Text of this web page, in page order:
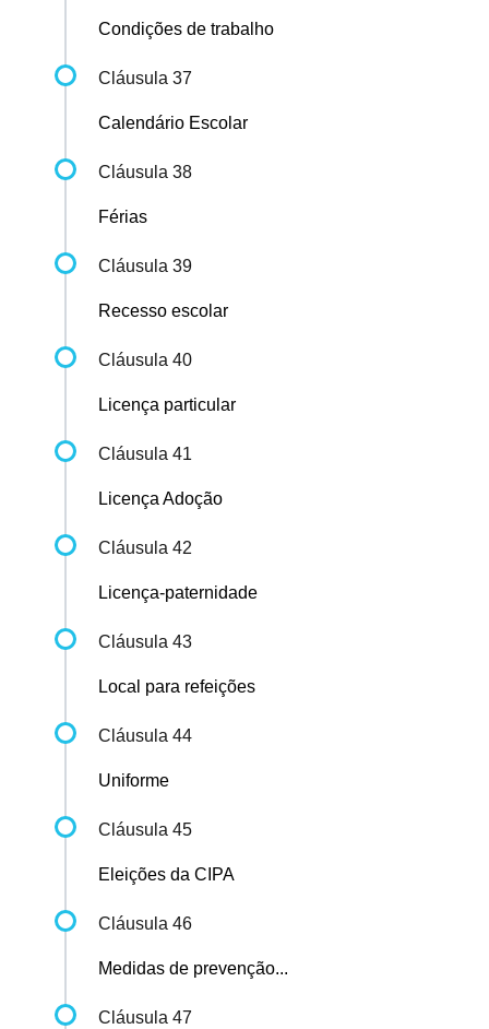
Condições de trabalho
Cláusula 37
Calendário Escolar
Cláusula 38
Férias
Cláusula 39
Recesso escolar
Cláusula 40
Licença particular
Cláusula 41
Licença Adoção
Cláusula 42
Licença-paternidade
Cláusula 43
Local para refeições
Cláusula 44
Uniforme
Cláusula 45
Eleições da CIPA
Cláusula 46
Medidas de prevenção...
Cláusula 47